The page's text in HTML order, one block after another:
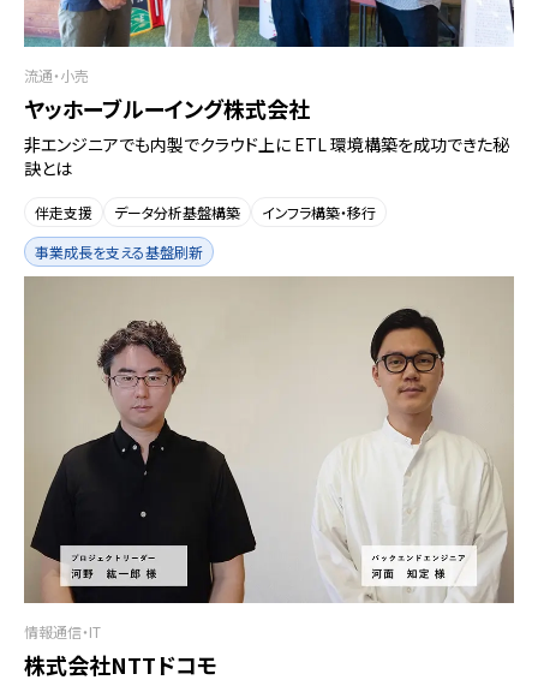
流通・小売
ヤッホーブルーイング株式会社
非エンジニアでも内製でクラウド上に ETL 環境構築を成功できた秘
訣とは
伴走支援 データ分析基盤構築
インフラ構築・移行
事業成長を支える基盤刷新
情報通信・IT
株式会社NTTドコモ